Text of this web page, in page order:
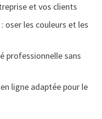
et vos clients
oser les couleurs et les
professionnelle sans
ligne adaptée pour le